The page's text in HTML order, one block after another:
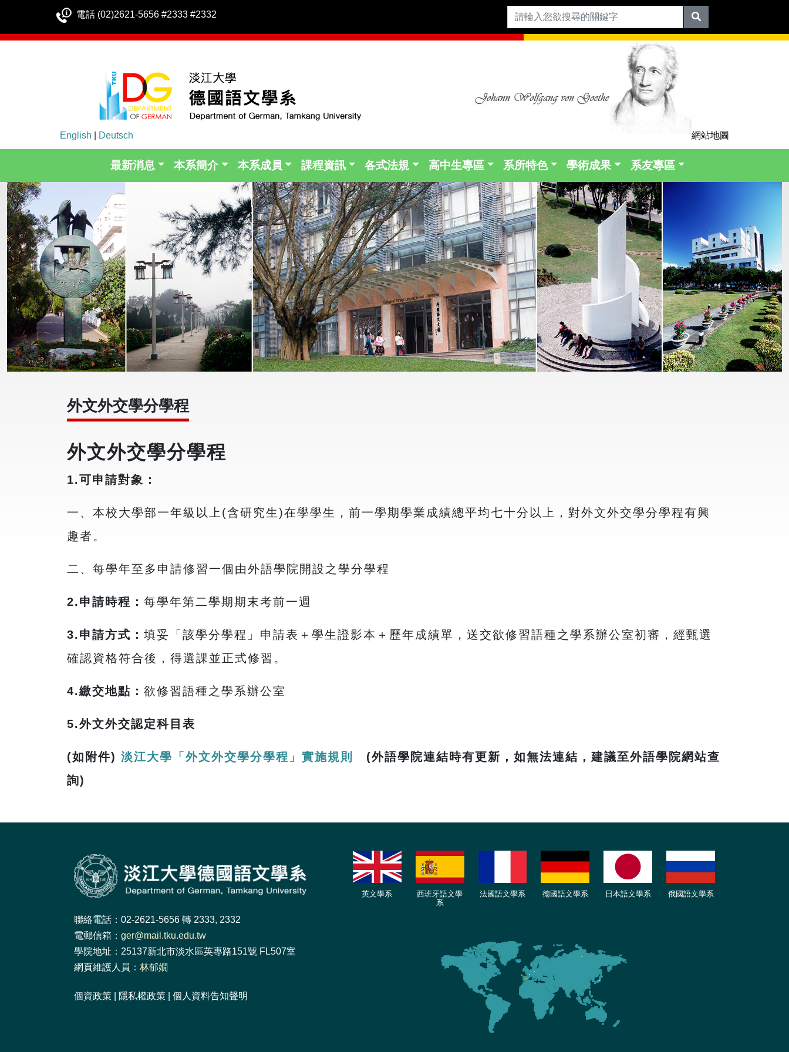
電話 (02)2621-5656 #2333 #2332
English Deutsch 網站地圖
最新消息 本系簡介 本系成員 課程資訊 各式法規 高中生專區 系所特色 學術成果 系友專區
外文外交學分學程
外文外交學分學程
1.可申請對象：
一、本校大學部一年級以上(含研究生)在學學生，前一學期學業成績總平均七十分以上，對外文外交學分學程有興
趣者。
二、每學年至多申請修習一個由外語學院開設之學分學程
2.申請時程： 每學年第二學期期末考前一週
3.申請方式： 填妥「該學分學程」申請表＋學生證影本＋歷年成績單，送交欲修習語種之學系辦公室初審，經甄選
確認資格符合後，得選課並正式修習。
4.繳交地點： 欲修習語種之學系辦公室
5.外文外交認定科目表
(如附件) 淡江大學「外文外交學分學程」實施規則 (外語學院連結時有更新，如無法連結，建議至外語學院網站查
詢)
聯絡電話：02-2621-5656 轉 2333, 2332
電郵信箱： ger@mail.tku.edu.tw
學院地址：25137新北市淡水區英專路151號 FL507室
網頁維護人員： 林郁嫺
個資政策 隱私權政策 個人資料告知聲明
英文學系
西班牙語文學
系
法國語文學系 德國語文學系 日本語文學系 俄國語文學系